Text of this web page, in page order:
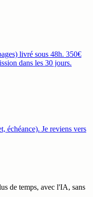
livré sous 48h. 350€
dans les 30 jours.
échéance). Je reviens vers
de temps, avec l'IA, sans